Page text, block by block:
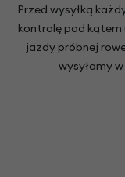
Przed wysyłką
kontrolę pod kątem
jazdy próbnej
wysyłamy